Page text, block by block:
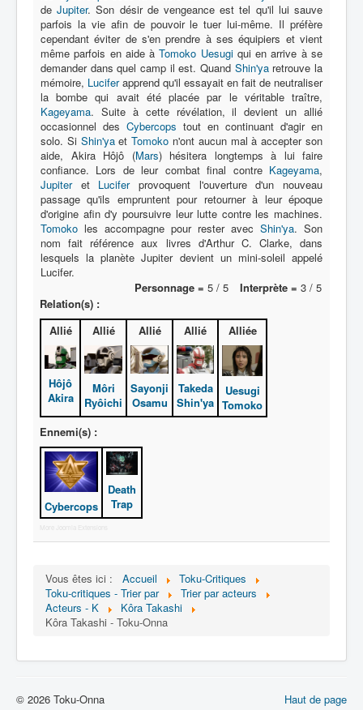
A
B
C
D
E
F
G
H
I
J
L
O
P
S
T
V
W
Z
deJupiter. Son désir de vengeance est tel qu'il lui sauve
parfois la vie afin de pouvoir le tuer lui-même. Il préfère
cependant éviter de s'en prendre à ses équipiers et vient
même parfois en aide àTomoko Uesugiqui en arrive à se
demander dans quel camp il est. Quand Shin'yaretrouve la
mémoire, Luciferapprend qu'il essayait en fait de neutraliser
la bombe qui avait été placée par le véritable traître,
Kageyama. Suite à cette révélation, il devient un allié
occasionnel des Cybercops tout en continuant d'agir en
solo. Si Shin'yaetTomoko n'ont aucun mal à accepter son
aide, Akira Hôjô (Mars) hésitera longtemps à lui faire
confiance. Lors de leur combat final contre Kageyama,
Jupiteret Luciferprovoquent l'ouverture d'un nouveau
passage qu'ils empruntent pour retourner à leur époque
d'origine afin d'y poursuivre leur lutte contre les machines.
Tomoko les accompagne pour rester avec Shin'ya. Son
nom fait référence aux livres d'Arthur C. Clarke, dans
lesquels la planète Jupiter devient un mini-soleil appelé
Lucifer.
Personnage = 5 / 5 Interprète = 3 / 5
Relation(s) :
Allié
Hôjô
Akira
Allié
Môri
Ryôichi
Allié
Sayonji
Osamu
Allié
Takeda
Shin'ya
Alliée
Uesugi
Tomoko
Ennemi(s) :
Cybercops
Death
Trap
More Joomla Extensions
Vous êtes ici : Accueil
Toku-Critiques
Toku-critiques - Trier par
Trier par acteurs
Acteurs - K
Kôra Takashi
Kôra Takashi - Toku-Onna
Haut de page
© 2026 Toku-Onna